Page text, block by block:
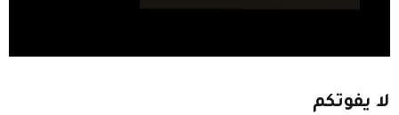
لا يفوتكم